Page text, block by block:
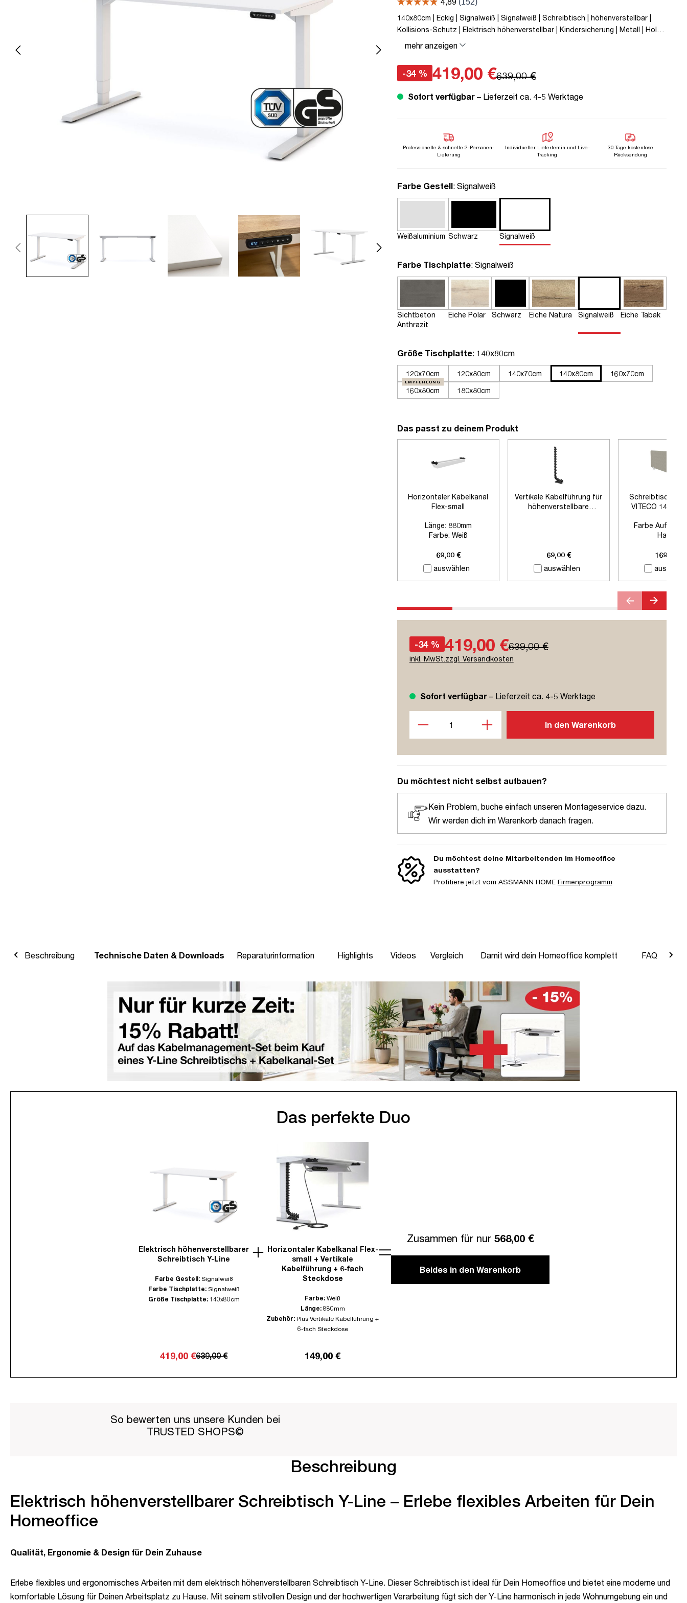
140x80cm | Eckig | Signalweiß | Signalweiß | Schreibtisch | höhenverstellbar |
Kollisions-Schutz | Elektrisch höhenverstellbar | Kindersicherung | Metall | Holz |
Melaminoberfläche | Weiß | 5 Jahre Herstellergarantie | unmontiert | TÜV©
mobiles Arbeiten | bis zu 80 kg | Y-Line | Steckertyp C
mehr anzeigen
-34 % 419,00 €639,00 €
Sofort verfügbar– Lieferzeit ca. 4-5 Werktage
Professionelle & schnelle 2-Personen-
Lieferung
Individueller Liefertemin und Live-
Tracking
30 Tage kostenlose
Rücksendung
Farbe Gestellauswählen
: Signalweiß
Weißaluminium Schwarz Signalweiß
Farbe Tischplatteauswählen
: Signalweiß
Sichtbeton
Anthrazit
Eiche Polar Schwarz Eiche Natura Signalweiß Eiche Tabak
Größe Tischplatteauswählen
: 140x80cm
120x70cm 120x80cm 140x70cm 140x80cm
160x70cm
160x80cm
EMPFEHLUNG
180x80cm
Das passt zu deinem Produkt
auswählen
Horizontaler Kabelkanal
Flex-small
Länge: 880mm
Farbe: Weiß
69,00 €
auswählen
Vertikale Kabelführung für
höhenverstellbare
69,00 €
VITECO 140cm
Farbe
Harbor
Länge:
169,00 €
-34 % 419,00 €639,00 €
inkl. MwSt.zzgl. Versandkosten
Sofort verfügbar– Lieferzeit ca. 4-5 Werktage
In den Warenkorb
Du möchtest nicht selbst aufbauen?
Kein Problem, buche einfach unseren Montageservice dazu.
Wir werden dich im Warenkorb danach fragen.
Du möchtest deine Mitarbeitenden im Homeoffice
ausstatten?
Profitiere jetzt vom ASSMANN HOME Firmenprogramm
Beschreibung Technische Daten & Downloads Reparaturinformation Highlights Videos Vergleich Damit wird dein Homeoffice komplett FAQ
Das perfekte Duo
Elektrisch höhenverstellbarer
Schreibtisch Y-Line
Farbe Gestell: Signalweiß
Farbe Tischplatte: Signalweiß
Größe Tischplatte: 140x80cm
419,00 €639,00 €
Horizontaler Kabelkanal Flex-
small + Vertikale
Kabelführung + 6-fach
Steckdose
Farbe: Weiß
Länge: 880mm
Zubehör: Plus Vertikale Kabelführung +
6-fach Steckdose
149,00 €
Zusammen für nur 568,00 €
Beides in den Warenkorb
So bewerten uns unsere Kunden bei
TRUSTED SHOPS©
Beschreibung
Elektrisch höhenverstellbarer Schreibtisch Y-Line – Erlebe flexibles Arbeiten für Dein
Homeoffice
Qualität, Ergonomie & Design für Dein Zuhause
Erlebe flexibles und ergonomisches Arbeiten mit dem elektrisch höhenverstellbaren Schreibtisch Y-Line. Dieser Schreibtisch ist ideal für Dein Homeoffice und bietet eine moderne und
komfortable Lösung für Deinen Arbeitsplatz zu Hause. Mit seinem stilvollen Design und der hochwertigen Verarbeitung fügt sich der Y-Line harmonisch in jede Wohnumgebung ein und